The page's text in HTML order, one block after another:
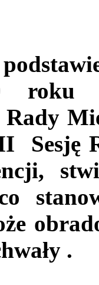
roku
Rady
Sesję
.